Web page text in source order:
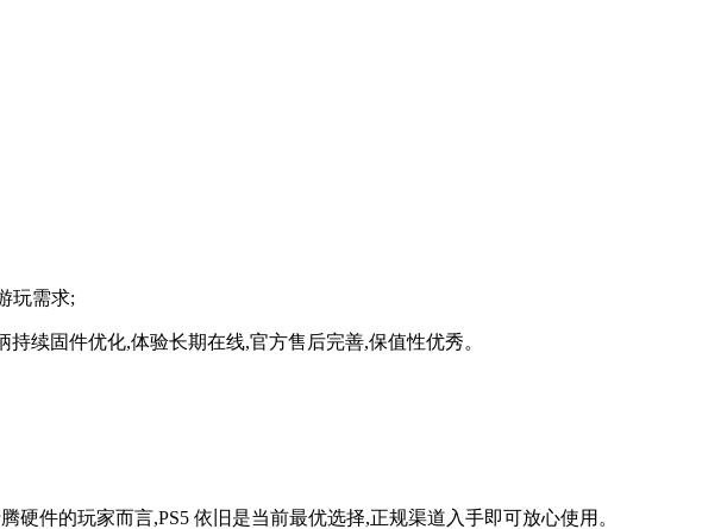
玩需求;
续固件优化,体验长期在线,官方售后完善,保值性优秀。
件的玩家而言,PS5 依旧是当前最优选择,正规渠道入手即可放心使用。